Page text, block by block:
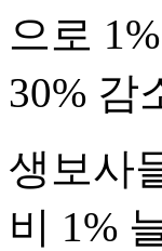
으로
30% 감
생보사
비 1%